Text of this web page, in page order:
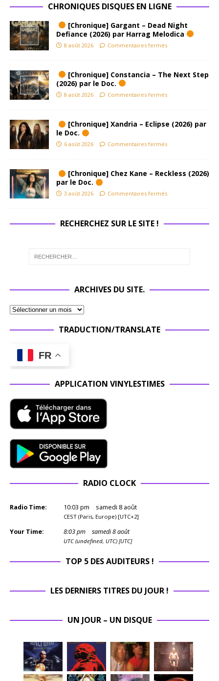
CHRONIQUES DISQUES EN LIGNE
[Chronique] Gargant – Dead Night
Defiance (2026) par Harrag Melodica
8 août 2026 Commentaires fermés
[Chronique] Constancia – The Next Step
(2026) par le Doc.
8 août 2026 Commentaires fermés
[Chronique] Xandria – Eclipse (2026) par
le Doc.
6 août 2026 Commentaires fermés
[Chronique] Chez Kane – Reckless (2026)
par le Doc.
3 août 2026 Commentaires fermés
RECHERCHEZ SUR LE SITE !
ARCHIVES DU SITE.
TRADUCTION/TRANSLATE
FR
APPLICATION VINYLESTIMES
RADIO CLOCK
Radio Time: 10:03 pm samedi 8 août
CEST (Paris, Europe) [UTC+2]
Your Time: 8:03pm samedi 8 août
UTC (undefined, UTC) [UTC]
TOP 5 DES AUDITEURS !
LES DERNIERS TITRES DU JOUR !
UN JOUR – UN DISQUE